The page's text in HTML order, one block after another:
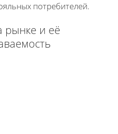
потребителей.
рынке и её